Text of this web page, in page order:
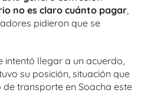
no es claro cuánto pagar
pidieron que se
intentó llegar a un acuerdo,
su posición, situación que
transporte en Soacha este